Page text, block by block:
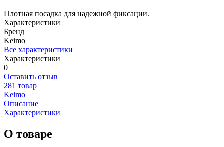
Плотная посадка для надежной фиксации.
Характеристики
Бренд
Keimo
Все характеристики
Характеристики
0
Оставить отзыв
281 товар
Keimo
Описание
Характеристики
О товаре